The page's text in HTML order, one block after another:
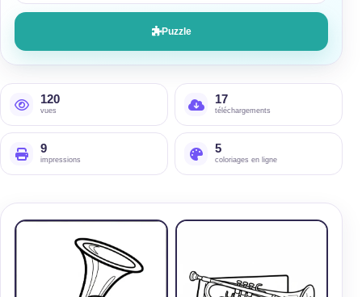
Puzzle
120
vues
17
téléchargements
9
impressions
5
coloriages en ligne